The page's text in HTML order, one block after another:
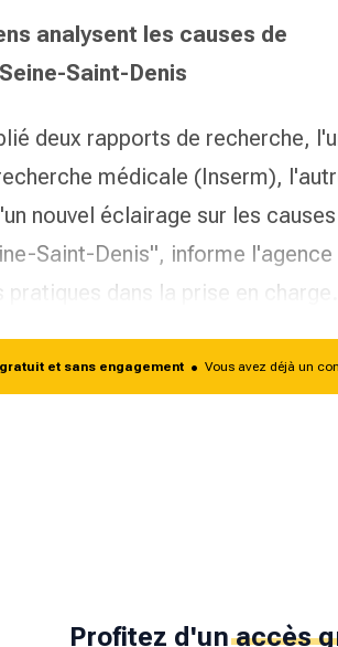
analysent les causes de
Saint-Denis
deux rapports de recherche,
médicale (Inserm),
un nouvel éclairage sur les causes
Saint-Denis", informe l'agence
dans la prise en charge…
et sans engagement • Vous avez déjà un
Profitez d'un accès